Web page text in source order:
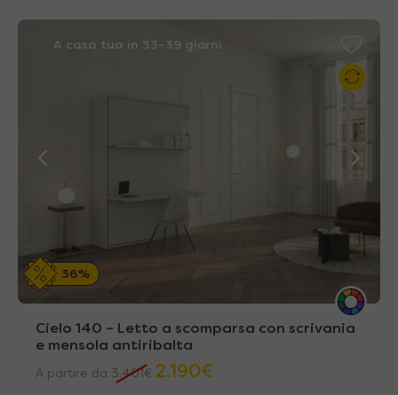
A casa tua in 33~39 giorni
36%
Cielo 140 – Letto a scomparsa con scrivania
e mensola antiribalta
A partire da 3.401 € 2.190€